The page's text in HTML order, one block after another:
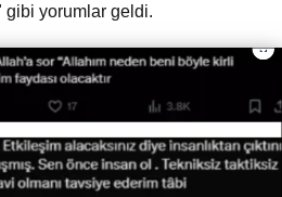
gibi yorumlar geldi.